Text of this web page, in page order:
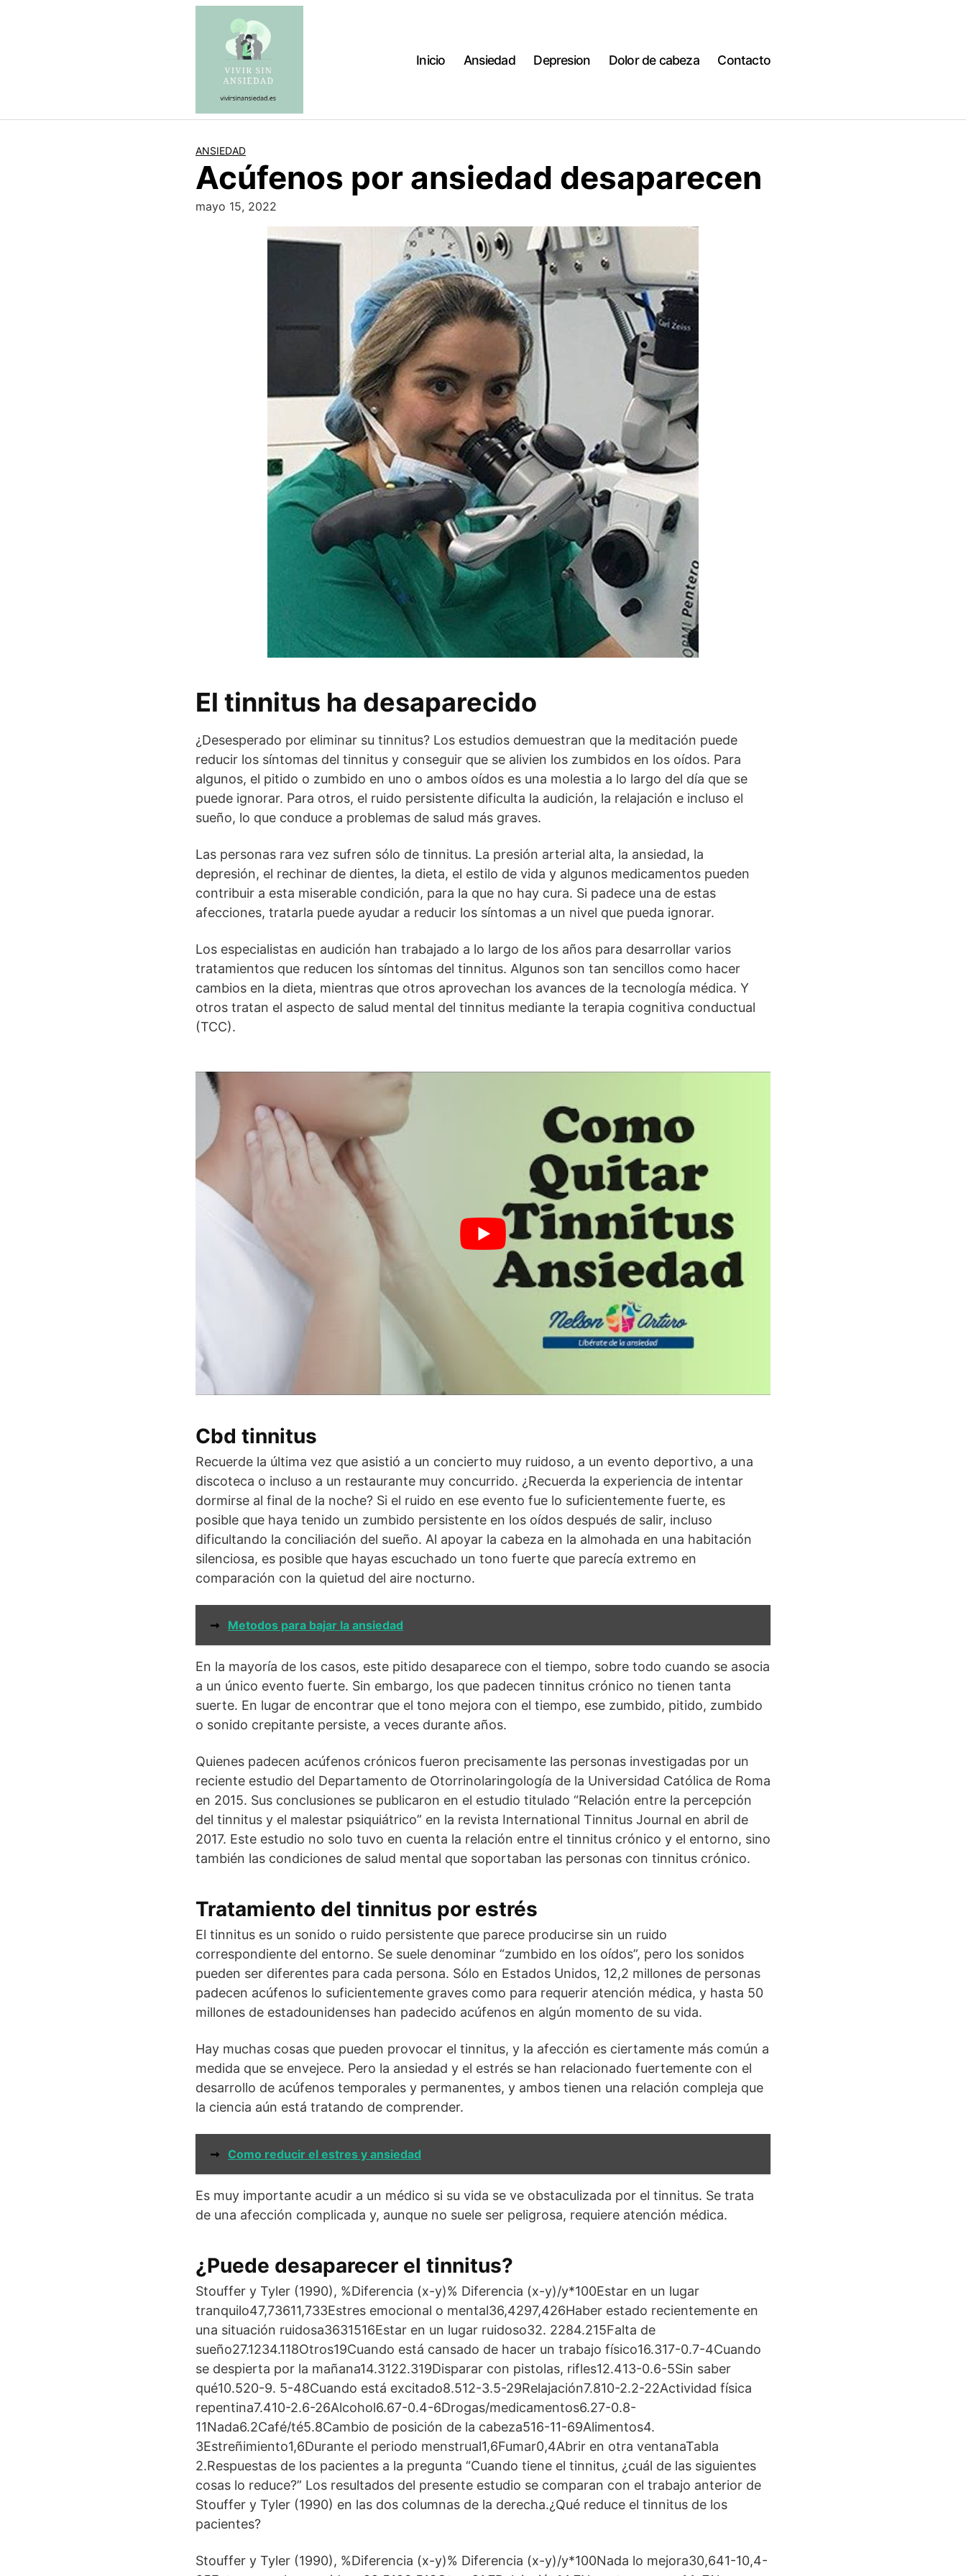
Inicio Ansiedad Depresion Dolor de cabeza Contacto
ANSIEDAD
Acúfenos por ansiedad desaparecen
mayo 15, 2022
El tinnitus ha desaparecido
¿Desesperado por eliminar su tinnitus? Los estudios demuestran que la meditación puede
reducir los síntomas del tinnitus y conseguir que se alivien los zumbidos en los oídos. Para
algunos, el pitido o zumbido en uno o ambos oídos es una molestia a lo largo del día que se
puede ignorar. Para otros, el ruido persistente dificulta la audición, la relajación e incluso el
sueño, lo que conduce a problemas de salud más graves.
Las personas rara vez sufren sólo de tinnitus. La presión arterial alta, la ansiedad, la
depresión, el rechinar de dientes, la dieta, el estilo de vida y algunos medicamentos pueden
contribuir a esta miserable condición, para la que no hay cura. Si padece una de estas
afecciones, tratarla puede ayudar a reducir los síntomas a un nivel que pueda ignorar.
Los especialistas en audición han trabajado a lo largo de los años para desarrollar varios
tratamientos que reducen los síntomas del tinnitus. Algunos son tan sencillos como hacer
cambios en la dieta, mientras que otros aprovechan los avances de la tecnología médica. Y
otros tratan el aspecto de salud mental del tinnitus mediante la terapia cognitiva conductual
(TCC).
Cbd tinnitus
Recuerde la última vez que asistió a un concierto muy ruidoso, a un evento deportivo, a una
discoteca o incluso a un restaurante muy concurrido. ¿Recuerda la experiencia de intentar
dormirse al final de la noche? Si el ruido en ese evento fue lo suficientemente fuerte, es
posible que haya tenido un zumbido persistente en los oídos después de salir, incluso
dificultando la conciliación del sueño. Al apoyar la cabeza en la almohada en una habitación
silenciosa, es posible que hayas escuchado un tono fuerte que parecía extremo en
comparación con la quietud del aire nocturno.
➞ Metodos para bajar la ansiedad
En la mayoría de los casos, este pitido desaparece con el tiempo, sobre todo cuando se asocia
a un único evento fuerte. Sin embargo, los que padecen tinnitus crónico no tienen tanta
suerte. En lugar de encontrar que el tono mejora con el tiempo, ese zumbido, pitido, zumbido
o sonido crepitante persiste, a veces durante años.
Quienes padecen acúfenos crónicos fueron precisamente las personas investigadas por un
reciente estudio del Departamento de Otorrinolaringología de la Universidad Católica de Roma
en 2015. Sus conclusiones se publicaron en el estudio titulado “Relación entre la percepción
del tinnitus y el malestar psiquiátrico” en la revista International Tinnitus Journal en abril de
2017. Este estudio no solo tuvo en cuenta la relación entre el tinnitus crónico y el entorno, sino
también las condiciones de salud mental que soportaban las personas con tinnitus crónico.
Tratamiento del tinnitus por estrés
El tinnitus es un sonido o ruido persistente que parece producirse sin un ruido
correspondiente del entorno. Se suele denominar “zumbido en los oídos”, pero los sonidos
pueden ser diferentes para cada persona. Sólo en Estados Unidos, 12,2 millones de personas
padecen acúfenos lo suficientemente graves como para requerir atención médica, y hasta 50
millones de estadounidenses han padecido acúfenos en algún momento de su vida.
Hay muchas cosas que pueden provocar el tinnitus, y la afección es ciertamente más común a
medida que se envejece. Pero la ansiedad y el estrés se han relacionado fuertemente con el
desarrollo de acúfenos temporales y permanentes, y ambos tienen una relación compleja que
la ciencia aún está tratando de comprender.
➞ Como reducir el estres y ansiedad
Es muy importante acudir a un médico si su vida se ve obstaculizada por el tinnitus. Se trata
de una afección complicada y, aunque no suele ser peligrosa, requiere atención médica.
¿Puede desaparecer el tinnitus?
Stouffer y Tyler (1990), %Diferencia (x-y)% Diferencia (x-y)/y*100Estar en un lugar
tranquilo47,73611,733Estres emocional o mental36,4297,426Haber estado recientemente en
una situación ruidosa3631516Estar en un lugar ruidoso32. 2284.215Falta de
sueño27.1234.118Otros19Cuando está cansado de hacer un trabajo físico16.317-0.7-4Cuando
se despierta por la mañana14.3122.319Disparar con pistolas, rifles12.413-0.6-5Sin saber
qué10.520-9. 5-48Cuando está excitado8.512-3.5-29Relajación7.810-2.2-22Actividad física
repentina7.410-2.6-26Alcohol6.67-0.4-6Drogas/medicamentos6.27-0.8-
11Nada6.2Café/té5.8Cambio de posición de la cabeza516-11-69Alimentos4.
3Estreñimiento1,6Durante el periodo menstrual1,6Fumar0,4Abrir en otra ventanaTabla
2.Respuestas de los pacientes a la pregunta “Cuando tiene el tinnitus, ¿cuál de las siguientes
cosas lo reduce?” Los resultados del presente estudio se comparan con el trabajo anterior de
Stouffer y Tyler (1990) en las dos columnas de la derecha.¿Qué reduce el tinnitus de los
pacientes?
Stouffer y Tyler (1990), %Diferencia (x-y)% Diferencia (x-y)/y*100Nada lo mejora30,641-10,4-